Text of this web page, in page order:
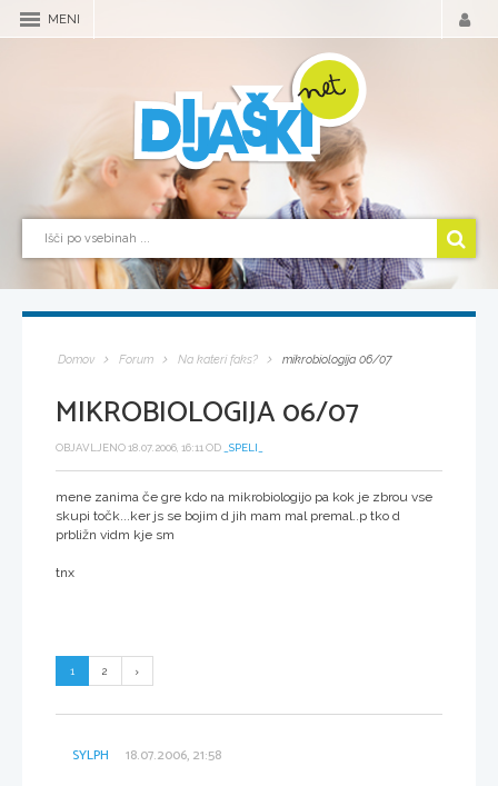
MENI
Domov Forum Na kateri faks? mikrobiologija 06/07
MIKROBIOLOGIJA 06/07
OBJAVLJENO 18.07.2006, 16:11 OD _SPELI_
mene zanima če gre kdo na mikrobiologijo pa kok je zbrou vse
skupi točk...ker js se bojim d jih mam mal premal..p tko d
prbližn vidm kje sm
tnx
1 2
SYLPH 18.07.2006, 21:58